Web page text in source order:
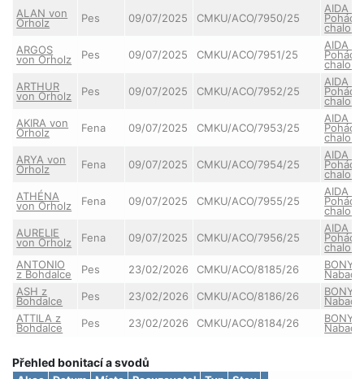
ALAN von
Orholz Pes 09/07/2025 CMKU/ACO/7950/25
AIDA z
ARGOS
von Orholz Pes 09/07/2025 CMKU/ACO/7951/25
AIDA z
ARTHUR
von Orholz Pes 09/07/2025 CMKU/ACO/7952/25
AIDA z
AKIRA von
Orholz Fena 09/07/2025 CMKU/ACO/7953/25
AIDA z
ARYA von
Orholz Fena 09/07/2025 CMKU/ACO/7954/25
AIDA z
ATHÉNA
von Orholz Fena 09/07/2025 CMKU/ACO/7955/25
AIDA z
AURELIE
von Orholz Fena 09/07/2025 CMKU/ACO/7956/25
AIDA z
ANTONIO
z Bohdalce Pes 23/02/2026 CMKU/ACO/8185/26 BONY
ASH z
Bohdalce Pes 23/02/2026 CMKU/ACO/8186/26 BONY
ATTILA z
Bohdalce Pes 23/02/2026 CMKU/ACO/8184/26 BONY
Přehled bonitací a svodů